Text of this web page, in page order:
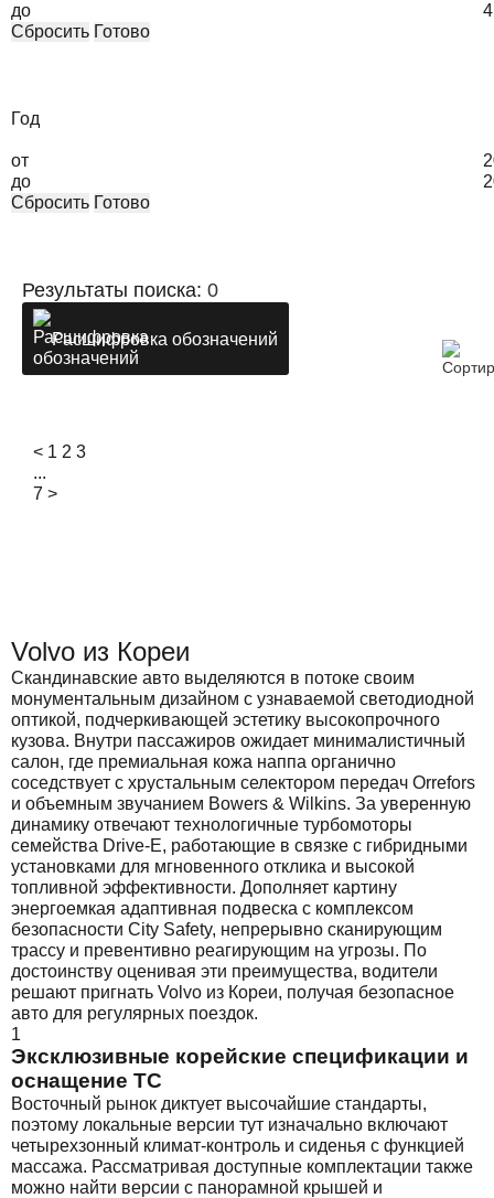
до
Сбросить Готово
Год
от
до
Сбросить Готово
Результаты поиска: 0
Расшифровка обозначений
< 1 2 3
...
7 >
Volvo из Кореи
Скандинавские авто выделяются в потоке своим
монументальным дизайном с узнаваемой светодиодной
оптикой, подчеркивающей эстетику высокопрочного
кузова. Внутри пассажиров ожидает минималистичный
салон, где премиальная кожа наппа органично
соседствует с хрустальным селектором передач Orrefors
и объемным звучанием Bowers & Wilkins. За уверенную
динамику отвечают технологичные турбомоторы
семейства Drive-E, работающие в связке с гибридными
установками для мгновенного отклика и высокой
топливной эффективности. Дополняет картину
энергоемкая адаптивная подвеска с комплексом
безопасности City Safety, непрерывно сканирующим
трассу и превентивно реагирующим на угрозы. По
достоинству оценивая эти преимущества, водители
решают пригнать Volvo из Кореи, получая безопасное
авто для регулярных поездок.
1
Эксклюзивные корейские спецификации и
оснащение ТС
Восточный рынок диктует высочайшие стандарты,
поэтому локальные версии тут изначально включают
четырехзонный климат-контроль и сиденья с функцией
массажа. Рассматривая доступные комплектации также
можно найти версии с панорамной крышей и